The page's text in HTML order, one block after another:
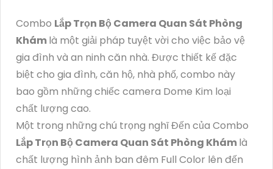
Combo Lắp Trọn Bộ Camera Quan Sát Phòng
Khámlà một giải pháp tuyệt vời cho việc bảo vệ
gia đình và an ninh căn nhà. Được thiết kế đặc
biệt cho gia đình, căn hộ, nhà phố, combo này
bao gồm những chiếc camera Dome Kim loại
chất lượng cao.
Một trong những chú trọng nghĩ Đến của Combo
Lắp Trọn Bộ Camera Quan Sát Phòng Khámlà
chất lượng hình ảnh ban đêm Full Color lên đến